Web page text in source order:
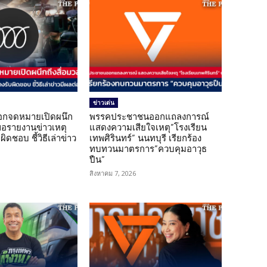
กจดหมายเปิดผนึก
รายงานข่าวเหตุ
ดชอบ ชี้วิธีเล่าข่าว
ข่าวเด่น
พรรคประชาชนออกแถลงการณ์
แสดงความเสียใจเหตุ”โรงเรียน
เทพศิรินทร์” นนทบุรี เรียกร้อง
ทบทวนมาตรการ”ควบคุมอาวุธ
ปืน”
สิงหาคม 7, 2026